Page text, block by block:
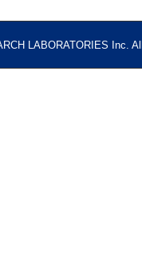
LABORATORIES Inc.